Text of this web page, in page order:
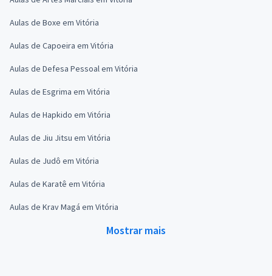
Aulas de Boxe em Vitória
Aulas de Capoeira em Vitória
Aulas de Defesa Pessoal em Vitória
Aulas de Esgrima em Vitória
Aulas de Hapkido em Vitória
Aulas de Jiu Jitsu em Vitória
Aulas de Judô em Vitória
Aulas de Karatê em Vitória
Aulas de Krav Magá em Vitória
Mostrar mais